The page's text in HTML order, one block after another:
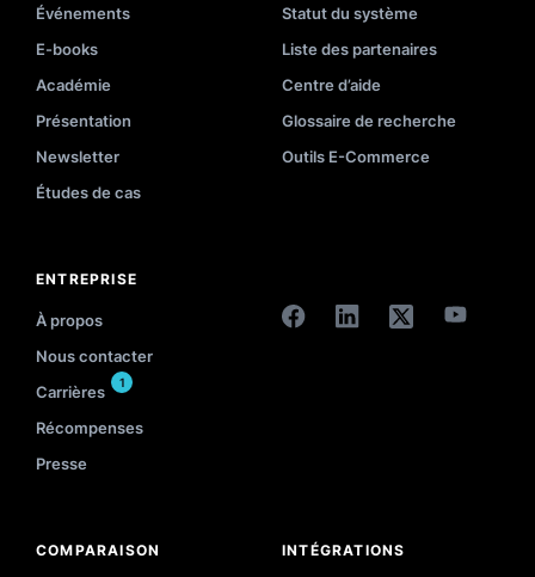
Événements
Statut du système
E-books
Liste des partenaires
Académie
Centre d’aide
Présentation
Glossaire de recherche
Newsletter
Outils E-Commerce
Études de cas
ENTREPRISE
À propos
Nous contacter
Carrières
1
Récompenses
Presse
COMPARAISON INTÉGRATIONS